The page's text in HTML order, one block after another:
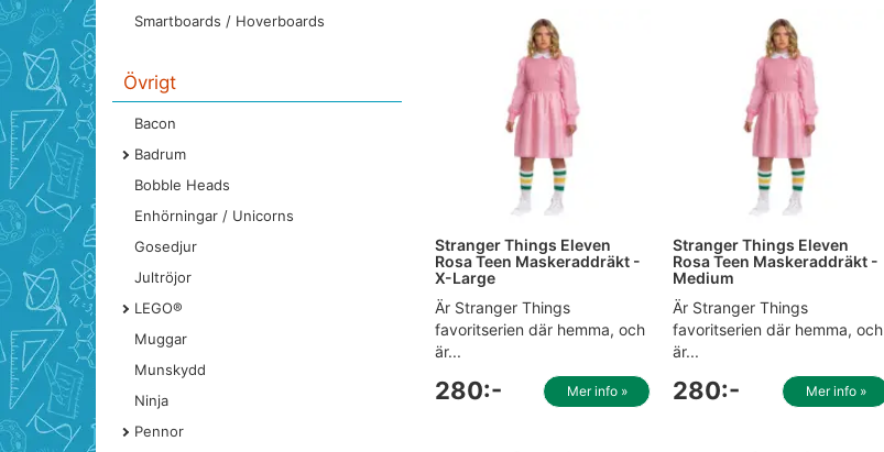
Smartboards / Hoverboards
Övrigt
Bacon
Badrum
Bobble Heads
Enhörningar / Unicorns
Gosedjur
Jultröjor
LEGO®
Muggar
Munskydd
Ninja
Pennor
Stranger Things Eleven
Rosa Teen Maskeraddräkt -
X-Large
Är Stranger Things
favoritserien där hemma, och
är...
280:- Mer info »
Stranger Things Eleven
Rosa Teen Maskeraddräkt -
Medium
Är Stranger Things
favoritserien där hemma, och
är...
280:- Mer info »